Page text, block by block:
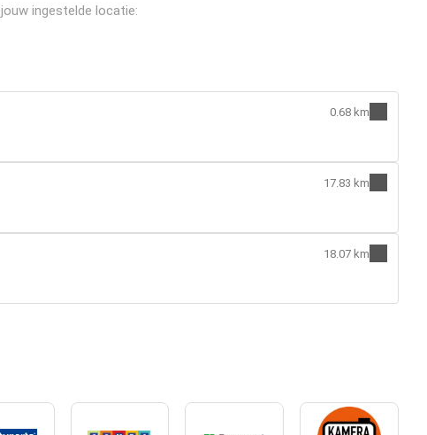
ingestelde locatie:
0.68 km
17.83 km
18.07 km